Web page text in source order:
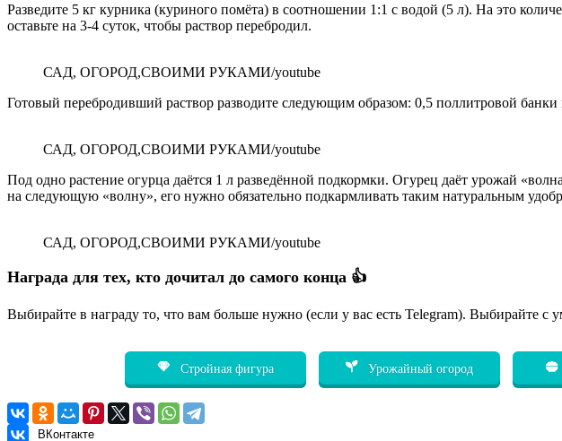
Разведите 5 кг курника (куриного помёта) в соотношении 1:1 с водой (5 л). На это
оставьте на 3-4 суток, чтобы раствор перебродил.
САД, ОГОРОД,СВОИМИ РУКАМИ/youtube
Готовый перебродивший раствор разводите следующим образом: 0,5 поллитровой
САД, ОГОРОД,СВОИМИ РУКАМИ/youtube
Под одно растение огурца даётся 1 л разведённой подкормки. Огурец даёт урожай
на следующую «волну», его нужно обязательно подкармливать таким натуральным
САД, ОГОРОД,СВОИМИ РУКАМИ/youtube
Награда для тех, кто дочитал до самого конца 👍
Выбирайте в награду то, что вам больше нужно (если у вас есть Telegram). Выбирайте
Стройная фигура Урожайный огород
ВКонтакте